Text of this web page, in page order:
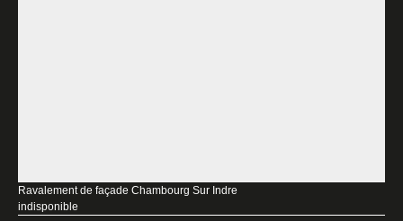
Ravalement de façade Chambourg Sur Indre
indisponible